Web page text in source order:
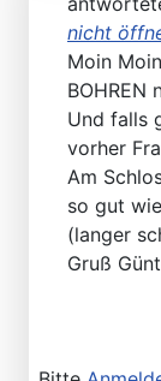
nicht
Moin Moin
BOHREN
Und falls
vorher
Am
so gut
(langer
Gruß